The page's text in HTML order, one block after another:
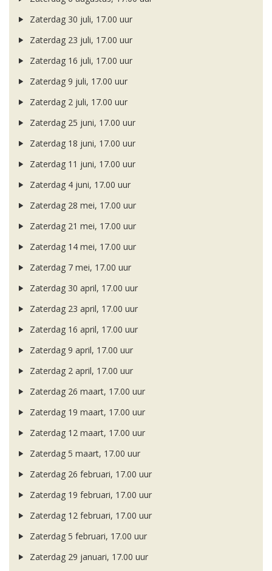
Zaterdag 30 juli, 17.00 uur
Zaterdag 23 juli, 17.00 uur
Zaterdag 16 juli, 17.00 uur
Zaterdag 9 juli, 17.00 uur
Zaterdag 2 juli, 17.00 uur
Zaterdag 25 juni, 17.00 uur
Zaterdag 18 juni, 17.00 uur
Zaterdag 11 juni, 17.00 uur
Zaterdag 4 juni, 17.00 uur
Zaterdag 28 mei, 17.00 uur
Zaterdag 21 mei, 17.00 uur
Zaterdag 14 mei, 17.00 uur
Zaterdag 7 mei, 17.00 uur
Zaterdag 30 april, 17.00 uur
Zaterdag 23 april, 17.00 uur
Zaterdag 16 april, 17.00 uur
Zaterdag 9 april, 17.00 uur
Zaterdag 2 april, 17.00 uur
Zaterdag 26 maart, 17.00 uur
Zaterdag 19 maart, 17.00 uur
Zaterdag 12 maart, 17.00 uur
Zaterdag 5 maart, 17.00 uur
Zaterdag 26 februari, 17.00 uur
Zaterdag 19 februari, 17.00 uur
Zaterdag 12 februari, 17.00 uur
Zaterdag 5 februari, 17.00 uur
Zaterdag 29 januari, 17.00 uur